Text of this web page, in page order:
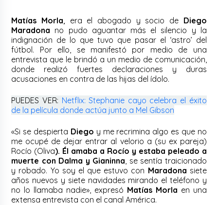
Matías Morla¸ era el abogado y socio de Diego
Maradona no pudo aguantar más el silencio y la
indignación de lo que tuvo que pasar el ‘astro’ del
fútbol. Por ello, se manifestó por medio de una
entrevista que le brindó a un medio de comunicación,
donde realizó fuertes declaraciones y duras
acusaciones en contra de las hijas del ídolo.
PUEDES VER: Netflix: Stephanie cayo celebra el éxito
de la película donde actúa junto a Mel Gibson
«Si se despierta Diego y me recrimina algo es que no
me ocupé de dejar entrar al velorio a (su ex pareja)
Rocío (Oliva). Él amaba a Rocío y estaba peleado a
muerte con Dalma y Gianinna , se sentía traicionado
y robado. Yo soy el que estuvo con Maradona siete
años nuevos y siete navidades mirando el teléfono y
no lo llamaba nadie», expresó Matías Morla en una
extensa entrevista con el canal América.